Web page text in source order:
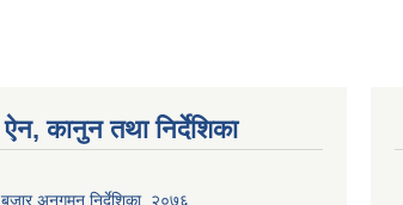
ऐन, कानुन तथा निर्देशिका
बजार अनुगमन निर्देशिका, २०७६